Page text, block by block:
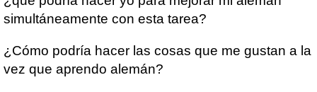
simultáneamente con esta tarea?
¿Cómo podría hacer las cosas que me gustan a la
vez que aprendo alemán?